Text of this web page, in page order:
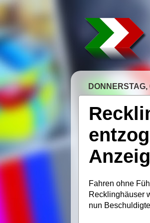
Fahren ohne
Recklinghäuser
nun